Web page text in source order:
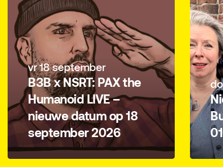
vr 18 september
B3B x NSRT: PAX the
Humanoid LIVE –
nieuwe datum op 18
september 2026